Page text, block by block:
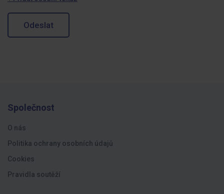
Odeslat
Společnost
O nás
Politika ochrany osobních údajů
Cookies
Pravidla soutěží